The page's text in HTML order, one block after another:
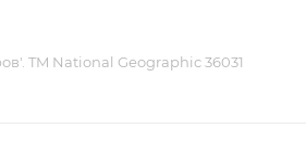
TM National Geographic 36031